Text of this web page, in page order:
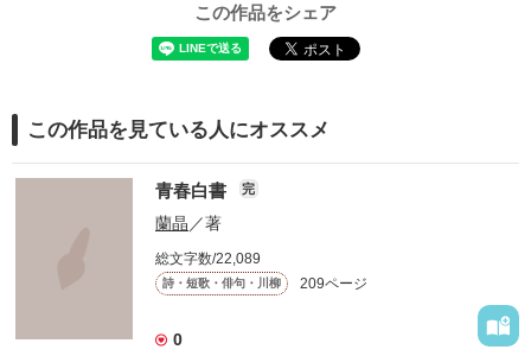
この作品をシェア
この作品を見ている人にオススメ
青春白書 完
蘭晶 ／著
総文字数/22,089
詩・短歌・俳句・川柳 209ページ
0